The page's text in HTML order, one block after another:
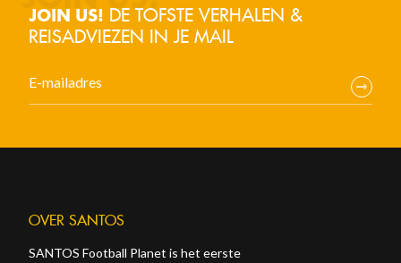
JOIN US! DE TOFSTE VERHALEN &
REISADVIEZEN IN JE MAIL
OVER SANTOS
SANTOS Football Planet is het eerste